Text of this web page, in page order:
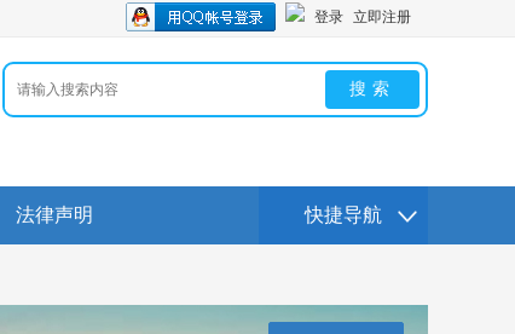
登录 立即注册
搜索
法律声明 快捷导航